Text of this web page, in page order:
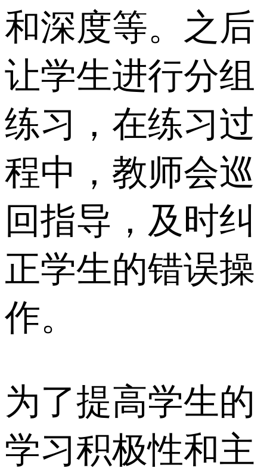
和深度等。之后
让学生进行分组
练习，在练习过
程中，教师会巡
回指导，及时纠
正学生的错误操
作。
为了提高学生的
学习积极性和主